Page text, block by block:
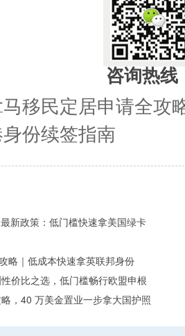
咨询热线
移民定居申请全攻
份续签指南​
新政策：低门槛快速拿美国绿卡
略｜低成本快速拿英联邦身份
价比之选，低门槛畅行欧盟申根
，40 万美金置业一步拿大国护照